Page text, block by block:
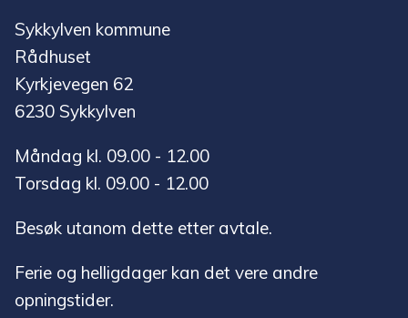
Sykkylven kommune
Rådhuset
Kyrkjevegen 62
6230 Sykkylven
Måndag kl. 09.00 - 12.00
Torsdag kl. 09.00 - 12.00
Besøk utanom dette etter avtale.
Ferie og helligdager kan det vere andre
opningstider.